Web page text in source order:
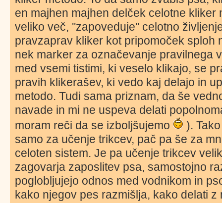
en majhen majhen delček celotne kliker
veliko več, ''zapoveduje'' celotno
pravzaprav kliker kot pripomoček sploh
nek marker za označevanje pravilnega
med vsemi tistimi, ki veselo klikajo, se
pravih klikerašev, ki vedo kaj delajo in
metodo. Tudi sama priznam, da še
navade in mi ne uspeva delati
moram reči da se izboljšujemo
).
samo za učenje trikcev, pač pa še za
celoten sistem. Je pa učenje trikcev
zagovarja zaposlitev psa, samostojno
poglobljujejo odnos med vodnikom in
kako njegov pes razmišlja, kako delati